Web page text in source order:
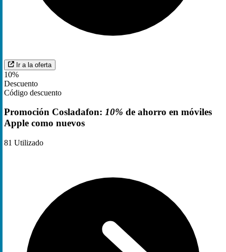
Ir a la oferta
10%
Descuento
Código descuento
Promoción Cosladafon: 10% de ahorro en móviles
Apple como nuevos
81 Utilizado